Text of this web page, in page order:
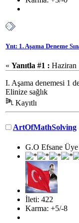
Ynt: 1. Aşama Deneme
« Yanıtla #1 : Haziran
I. Aşama denemesi 1
Elinize sağlık
Kayıtlı
ArtOfMathSolving
G.O Efsane Üye
İleti: 422
Karma: +5/-8